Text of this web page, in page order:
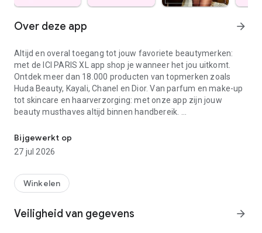
Over deze app arrow_forward
Altijd en overal toegang tot jouw favoriete beautymerken:
met de ICI PARIS XL app shop je wanneer het jou uitkomt.
Ontdek meer dan 18.000 producten van topmerken zoals
Huda Beauty, Kayali, Chanel en Dior. Van parfum en make-up
tot skincare en haarverzorging: met onze app zijn jouw
beauty musthaves altijd binnen handbereik.
Het beste van ICI PARIS XL in één handige app:
Zet je pushberichten aan en blijf als eerste op de hoogte van
productlanceringen, acties en members only deals.
geldig zijn in de app.
Bijgewerkt op
27 jul 2026
Winkelen
Veiligheid van gegevens arrow_forward